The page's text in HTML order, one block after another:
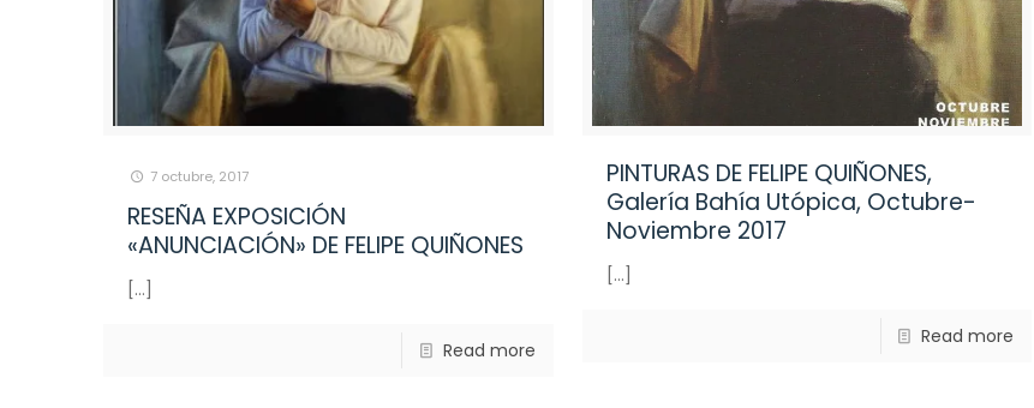
7 octubre, 2017
RESEÑA EXPOSICIÓN
«ANUNCIACIÓN» DE FELIPE QUIÑONES
[…]
Read more
PINTURAS DE FELIPE QUIÑONES,
Galería Bahía Utópica, Octubre-
Noviembre 2017
[…]
Read more